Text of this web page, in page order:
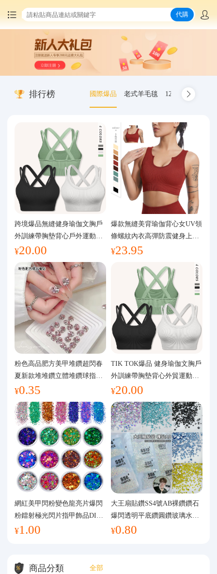
中國商品代購
集運服務
最新公告
物流資訊
代購問答
關於我們
代購
排行榜 國際爆品 老式羊毛毯 12.00-20 truck
跨境爆品無縫健身瑜伽文胸戶
外訓練帶胸墊背心戶外運動瑜
伽服女
¥20.00
爆款無縫美背瑜伽背心女UV領
條螺紋內衣高彈防震健身上裝
運動文胸
¥23.95
粉色高品肥方美甲堆鑽超閃春
夏新款堆堆鑽立體堆鑽球指甲
裝飾品
¥0.35
TIK TOK爆品 健身瑜伽文胸戶
外訓練帶胸墊背心外貿運動瑜
伽服女
¥20.00
網紅美甲閃粉變色龍亮片爆閃
粉鐳射極光閃片指甲飾品DIY
手工流麻
¥1.00
大王扇貼鑽SS4號AB裸鑽鑽石
爆閃透明平底鑽圓鑽玻璃水鑽
美甲鑽飾
¥0.80
商品分類 全部